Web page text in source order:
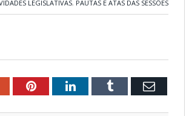
LEGISLATIVAS, PAUTAS E ATAS DAS SESSÕES
PinterestLinkedInTumblr Email